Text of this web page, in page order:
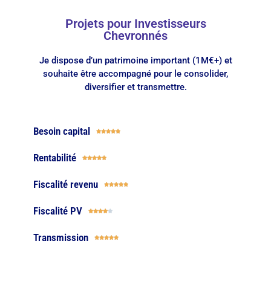
Projets pour Investisseurs
Chevronnés​
Je dispose d’un patrimoine important (1M€+) et
souhaite être accompagné pour le consolider,
diversifier et transmettre.
Besoin capital 
Rentabilité 
Fiscalité revenu 
Fiscalité PV 
Transmission 